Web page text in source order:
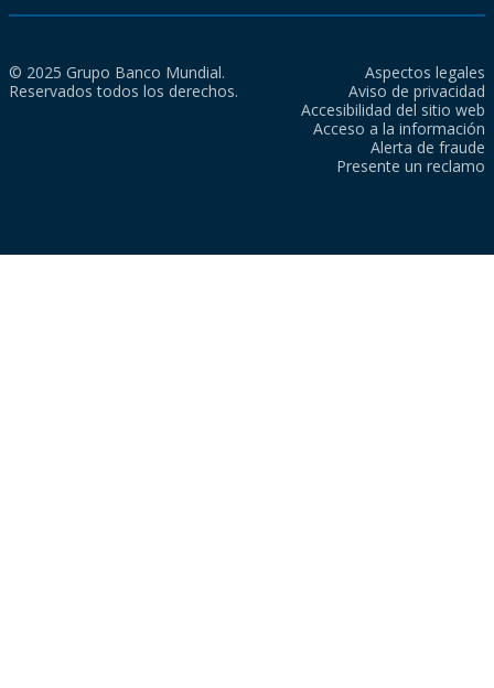
© 2025 Grupo Banco Mundial.
Reservados todos los derechos.
Aspectos legales
Aviso de privacidad
Accesibilidad del sitio web
Acceso a la información
Alerta de fraude
Presente un reclamo